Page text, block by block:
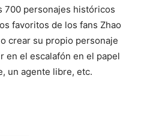
700 personajes históricos
favoritos de los fans Zhao
crear su propio personaje
en el escalafón en el papel
un agente libre, etc.